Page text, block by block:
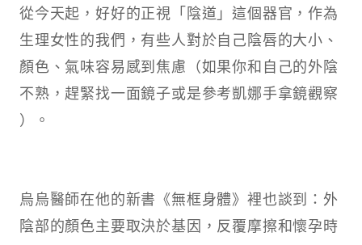
從今天起，好好的正視「陰道」這個器官，作為
生理女性的我們，有些人對於自己陰唇的大小、
顏色、氣味容易感到焦慮（如果你和自己的外陰
不熟，趕緊找一面鏡子或是參考凱娜手拿鏡觀察
）。
烏烏醫師在他的新書《無框身體》裡也談到：外
陰部的顏色主要取決於基因，反覆摩擦和懷孕時